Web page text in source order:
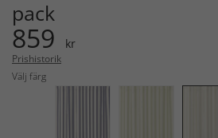
pack
859 kr
Prishistorik
Välj färg